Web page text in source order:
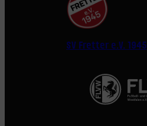
SV Fretter e.V. 1945